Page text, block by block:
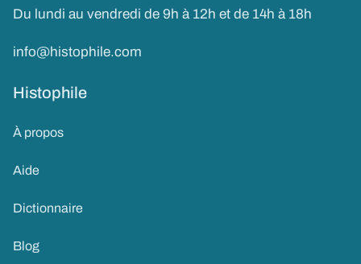
Du lundi au vendredi de 9h à 12h et de 14h à 18h
info@histophile.com
Histophile
À propos
Aide
Dictionnaire
Blog